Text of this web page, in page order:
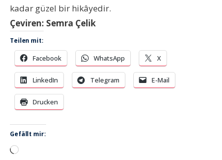
kadar güzel bir hikâyedir.
Çeviren: Semra Çelik
Teilen mit:
Facebook WhatsApp X
LinkedIn Telegram E-Mail
Drucken
Gefällt mir:
Wird